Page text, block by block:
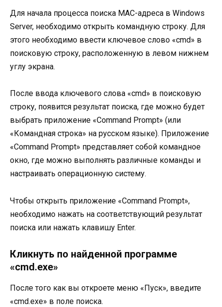
Для начала процесса поиска MAC-адреса в Windows
Server, необходимо открыть командную строку. Для
этого необходимо ввести ключевое слово «cmd» в
поисковую строку, расположенную в левом нижнем
углу экрана.
После ввода ключевого слова «cmd» в поисковую
строку, появится результат поиска, где можно будет
выбрать приложение «Command Prompt» (или
«Командная строка» на русском языке). Приложение
«Command Prompt» представляет собой командное
окно, где можно выполнять различные команды и
настраивать операционную систему.
Чтобы открыть приложение «Command Prompt»,
необходимо нажать на соответствующий результат
поиска или нажать клавишу Enter.
Кликнуть по найденной программе
«cmd.exe»
После того как вы откроете меню «Пуск», введите
«cmd.exe» в поле поиска.